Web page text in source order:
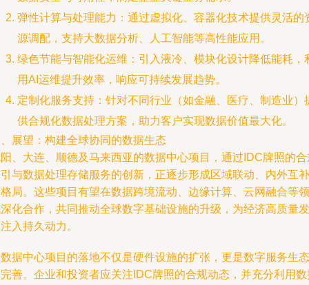
弹性计算与处理能力：通过虚拟化、容器化技术提供灵活的
源调配，支持大数据分析、人工智能等高性能应用。
绿色节能与智能化运维：引入液冷、模块化设计降低能耗，
用AI运维提升效率，响应可持续发展趋势。
定制化服务支持：针对不同行业（如金融、医疗、制造业）
供合规化数据处理方案，助力客户实现数据价值最大化。
展望：构建全球协同的数据生态
、大连、顺德及马来西亚的数据中心项目，通过IDC牌照的合
与数据处理存储服务的创新，正逐步形成区域联动、内外互补
局。这些项目有望在数据跨境流动、边缘计算、云网融合等领
化合作，共同推动全球数字基础设施的升级，为经济高质量发
入持久动力。
据中心项目的落地不仅是硬件设施的扩张，更是数字服务生态
善。企业和投资者应关注IDC牌照的合规动态，并充分利用数